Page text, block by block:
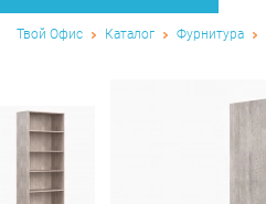
Твой Офис Каталог Фурнитура